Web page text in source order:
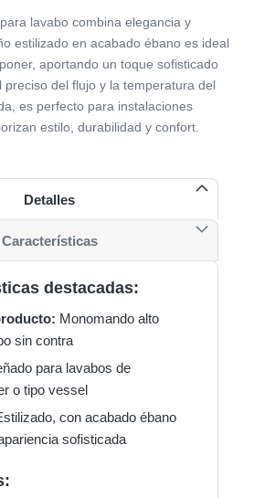
lavabo combina elegancia y
estilizado en acabado ébano es ideal
aportando un toque sofisticado
del flujo y la temperatura del
es perfecto para instalaciones
estilo, durabilidad y confort.
Detalles
destacadas:
Monomando alto
sin contra
para lavabos de
o tipo vessel
con acabado ébano
sofisticada
Características